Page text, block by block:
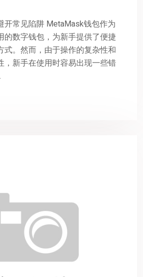
开常见陷阱 MetaMask钱包作为
的数字钱包，为新手提供了便捷
式。然而，由于操作的复杂性和
，新手在使用时容易出现一些错